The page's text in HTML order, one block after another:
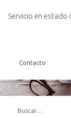
Servicio en
Contacto